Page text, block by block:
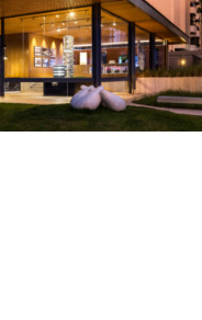
com mais frequência
privados que criem
e a cidade, que